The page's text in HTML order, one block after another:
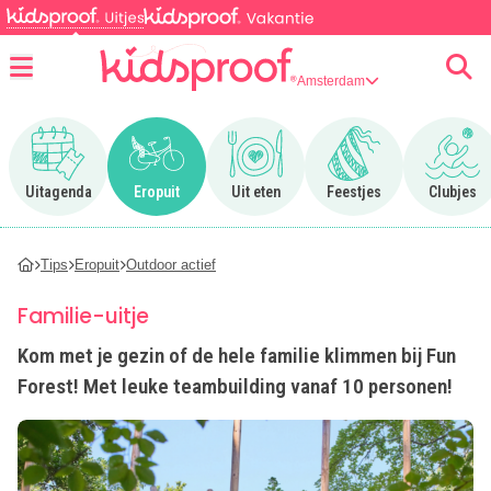
Amsterdam
Uitagenda
Ga naar Uitagenda
Eropuit
Ga naar Eropuit
Uit eten
Ga naar Uit eten
Feestjes
Ga naar Feestjes
Clubjes
Ga
Tips Eropuit Outdoor actief
Familie-uitje
Kom met je gezin of de hele familie klimmen bij Fun
Forest! Met leuke teambuilding vanaf 10 personen!